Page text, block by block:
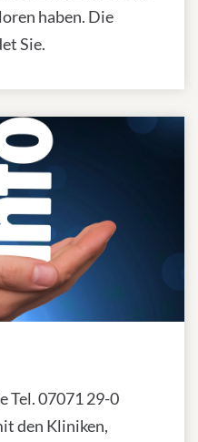
haben. Die
Sie.
Tel. 07071 29-0
den Kliniken,